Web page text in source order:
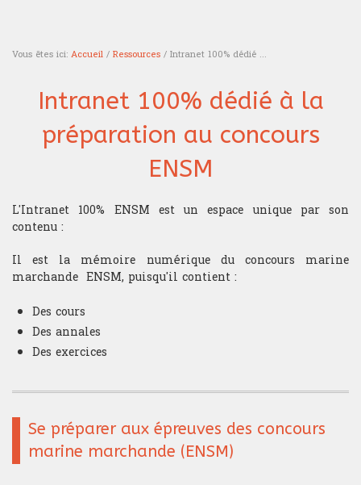
Vous êtes ici:
Vous êtes ici
Accueil / Ressources / Intranet 100% dédié ...
Intranet 100% dédié à la
préparation au concours
ENSM
L'Intranet 100% ENSM est un espace unique par son
contenu :
Il est la mémoire numérique du concours marine
marchande ENSM, puisqu'il contient :
Des cours
Des annales
Des exercices
Se préparer aux épreuves des concours
marine marchande (ENSM)